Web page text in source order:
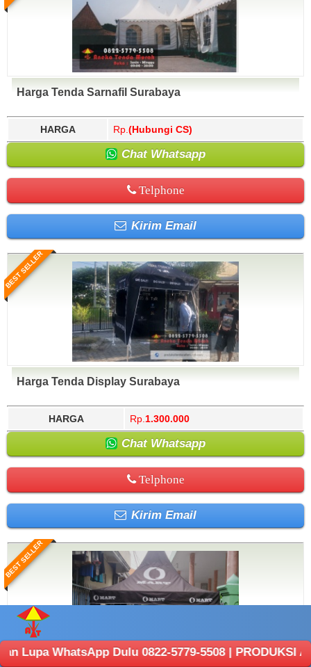
Harga Tenda Sarnafil Surabaya
HARGA Rp. (Hubungi CS)
Chat Whatsapp
Telphone
Kirim Email
BEST SELLER
Harga Tenda Display Surabaya
HARGA Rp. 1.300.000
Chat Whatsapp
Telphone
Kirim Email
BEST SELLER
Dulu 0822-5779-5508 | PRODUKSI ANEKA